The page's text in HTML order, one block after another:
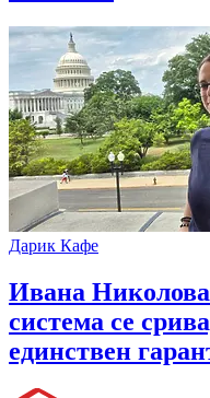
Дарик Кафе
Ивана
система се
единствен